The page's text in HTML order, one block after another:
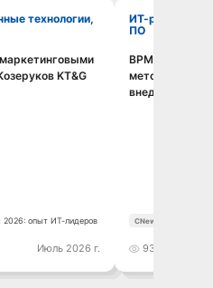
KT&G
2026: опыт ИТ-лидеров
Июль 2026 г.
ИТ-рынок, информационные технологии,
ПО
BPMS без
методология,
внедрения,
CNews
93